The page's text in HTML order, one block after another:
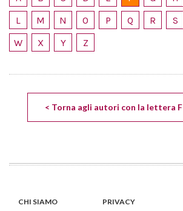
Calendario
L
M N O P Q R S
W
X Y Z
< Torna agli autori con la lettera F
CHI SIAMO
PRIVACY